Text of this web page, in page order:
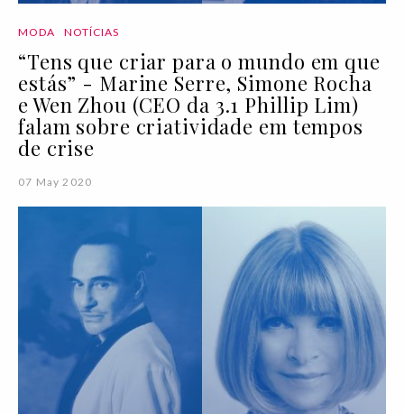
MODA NOTÍCIAS
“Tens que criar para o mundo em que
estás” - Marine Serre, Simone Rocha
e Wen Zhou (CEO da 3.1 Phillip Lim)
falam sobre criatividade em tempos
de crise
07 May 2020